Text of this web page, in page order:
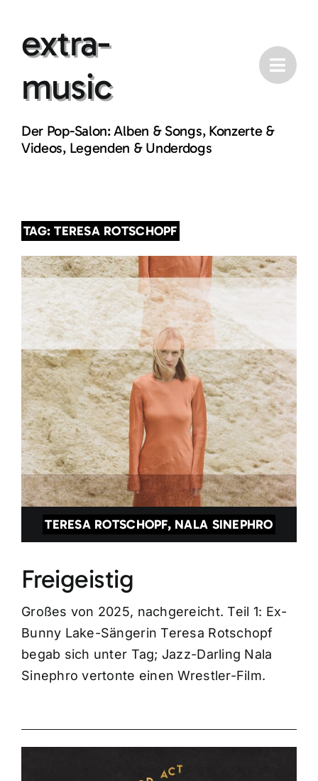
contentextra-
music
Der Pop-Salon: Alben & Songs, Konzerte &
Videos, Legenden & Underdogs
TAG: TERESA ROTSCHOPF
TERESA ROTSCHOPF, NALA SINEPHRO
Freigeistig
Großes von 2025, nachgereicht. Teil 1: Ex-
Bunny Lake-Sängerin Teresa Rotschopf
begab sich unter Tag; Jazz-Darling Nala
Sinephro vertonte einen Wrestler-Film.